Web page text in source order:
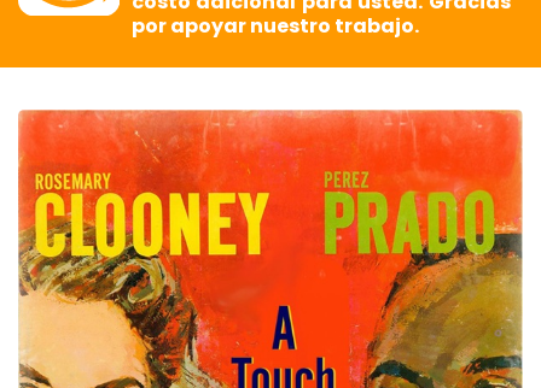
por apoyar nuestro trabajo.